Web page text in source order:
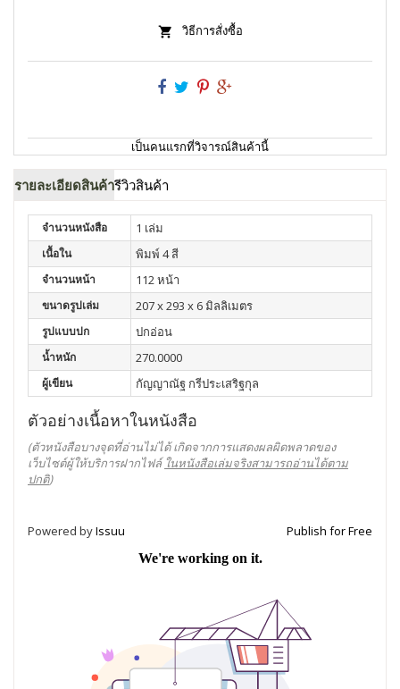
วิธีการสั่งซื้อ
เป็นคนแรกที่วิจารณ์สินค้านี้
รายละเอียดสินค้ารีวิวสินค้า
จำนวนหนังสือ 1 เล่ม
เนื้อใน พิมพ์ 4 สี
จำนวนหน้า 112 หน้า
ขนาดรูปเล่ม 207 x 293 x 6 มิลลิเมตร
รูปแบบปก ปกอ่อน
น้ำหนัก 270.0000
ผู้เขียน กัญญาณัฐ กรีประเสริฐกุล
ตัวอย่างเนื้อหาในหนังสือ
(ตัวหนังสือบางจุดที่อ่านไม่ได้ เกิดจากการแสดงผลผิดพลาดของ
เว็บไซต์ผู้ให้บริการฝากไฟล์ ในหนังสือเล่มจริงสามารถอ่านได้ตาม
ปกติ)
Powered byIssuu Publish for Free